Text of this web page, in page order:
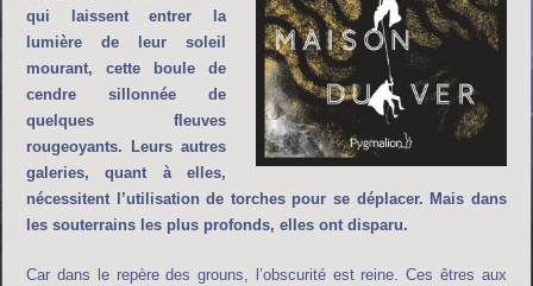
qui laissent entrer la
lumière de leur soleil
mourant, cette boule de
cendre sillonnée de
quelques fleuves
rougeoyants. Leurs autres
galeries, quant à elles,
nécessitent l’utilisation de torches pour se déplacer. Mais dans
les souterrains les plus profonds, elles ont disparu.
Car dans le repère des grouns, l’obscurité est reine. Ces êtres aux